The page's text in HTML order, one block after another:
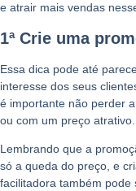
e atrair mais vendas
1ª Crie uma
Essa dica pode até
interesse dos seus
é importante não perder
ou com um preço atrativo.
Lembrando que a
só a queda do preço, e
facilitadora também pode